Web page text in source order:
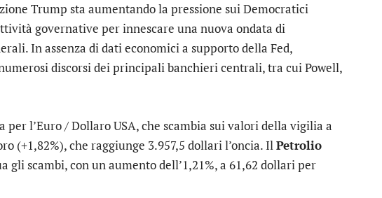
Trump sta aumentando la pressione sui Democratici
governative per innescare una nuova ondata di
In assenza di dati economici a supporto della Fed,
discorsi dei principali banchieri centrali, tra cui Powell,
per l’Euro / Dollaro USA, che scambia sui valori della vigilia a
(+1,82%), che raggiunge 3.957,5 dollari l’oncia. Il Petrolio
gli scambi, con un aumento dell’1,21%, a 61,62 dollari per